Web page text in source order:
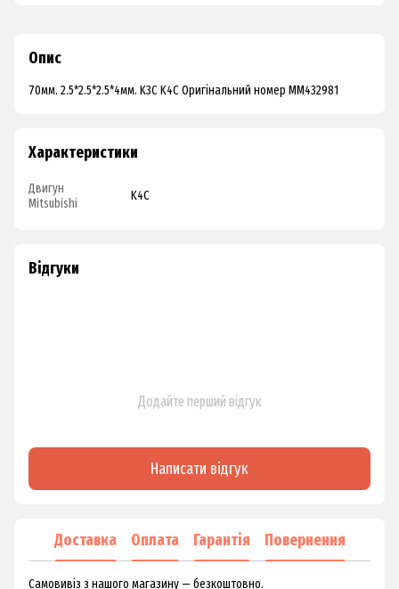
Опис
70мм. 2.5*2.5*2.5*4мм. K3C K4C Оригінальний номер MM432981
Характеристики
Двигун
Mitsubishi
K4C
Відгуки
Додайте перший відгук
Написати відгук
Доставка Оплата Гарантія Повернення
Самовивіз з нашого магазину — безкоштовно.